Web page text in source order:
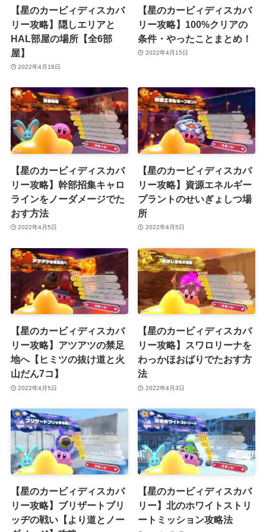
【星のカービィディスカバ
リー攻略】隠しエリアと
HAL部屋の場所【全6部
屋】
2022年4月18日
【星のカービィディスカバ
リー攻略】100%クリアの
条件・やったことまとめ！
2022年4月15日
【星のカービィディスカバ
リー攻略】幹部招集キャロ
ラインをノーダメージでた
おす方法
2022年4月5日
【星のカービィディスカバ
リー攻略】資源エネルギー
プラントのせいぎょしつ場
所
2022年4月5日
【星のカービィディスカバ
リー攻略】アツアツの禁足
地へ【ヒミツの抜け道と火
山だん7コ】
2022年4月5日
【星のカービィディスカバ
リー攻略】スワロリーナを
わっかほおばりでたおす方
法
2022年4月3日
【星のカービィディスカバ
リー攻略】ブリザートブリ
ッヂの戦い【より道とノー
【星のカービィディスカバ
リー】北のホワイトストリ
ートミッション攻略法